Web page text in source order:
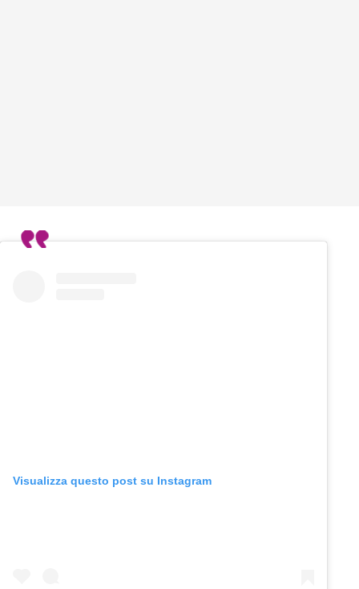
Visualizza questo post su Instagram